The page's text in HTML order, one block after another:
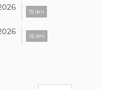
15 dni
16 dni